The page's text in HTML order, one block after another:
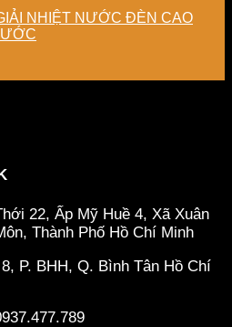
ĐÈN CAO
22, Ấp Mỹ Huề 4, Xã Xuân
Thành Phố Hồ Chí Minh
P. BHH, Q. Bình Tân Hồ Chí